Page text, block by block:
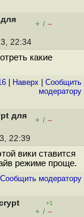
+ / –
22:34
какие
Наверх
Cообщить
модератору
для
+ / –
22:39
вики ставится
режиме проще.
Cообщить модератору
+1
+ / –